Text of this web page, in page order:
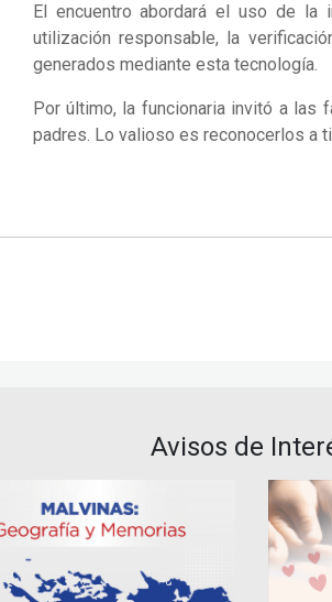
El encuentro abordará el uso de la
utilización responsable, la
generados mediante esta tecnología.
Por último, la funcionaria invitó a
padres. Lo valioso es reconocerlos a
Avisos de